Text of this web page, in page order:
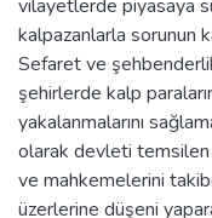
vilayetlerde piyasaya
kalpazanlarla sorunun
Sefaret ve
şehirlerde kalp
yakalanmalarını
olarak devleti temsilen
ve mahkemelerini
üzerlerine düşeni